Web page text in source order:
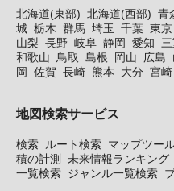
北海道(東部) 北海道(西部) 青
城 栃木 群馬 埼玉 千葉 東京
山梨 長野 岐阜 静岡 愛知
和歌山
鳥取 島根 岡山 広島
岡
佐賀 長崎 熊本 大分 宮崎
地図検索サービス
検索 ルート検索 マップツー
積の計測 未来情報ランキング
一覧検索 ジャンル一覧検索